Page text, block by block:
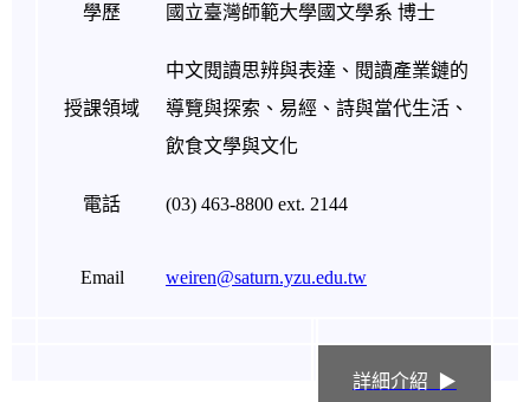
學歷 國立臺灣師範大學國文學系 博士
授課領域
中文閱讀思辨與表達、閱讀產業鏈的
導覽與探索、易經、詩與當代生活、
飲食文學與文化
電話 (03) 463-8800 ext. 2144
Email weiren@saturn.yzu.edu.tw
詳細介紹 ▶